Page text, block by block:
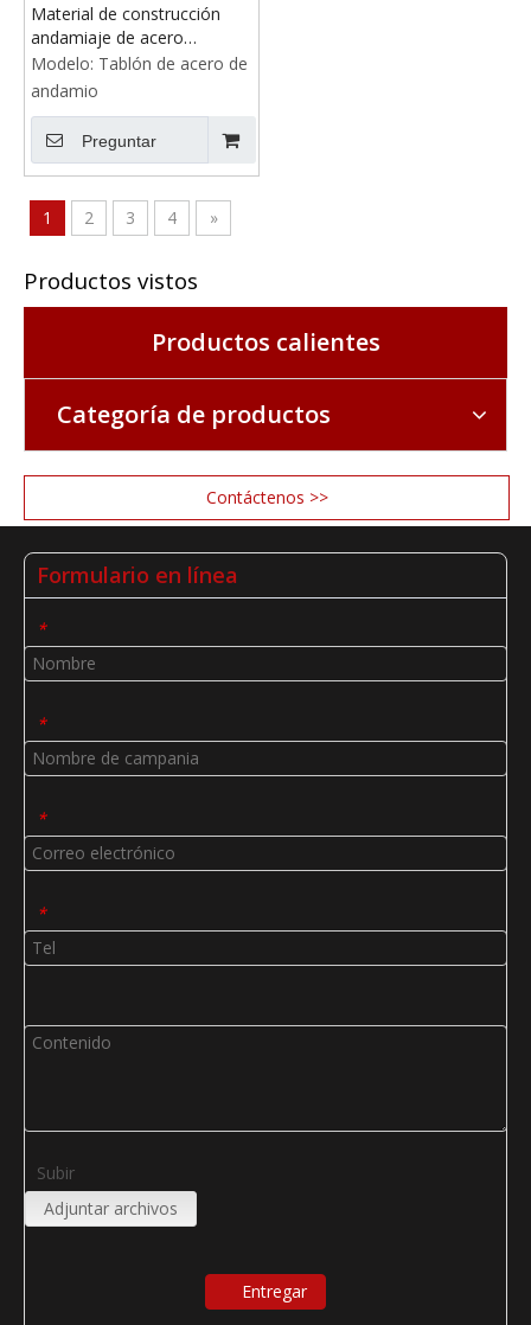
Material de construcción
andamiaje de acero
caminata de acero
Modelo: Tablón de acero de
andamio
Preguntar
1 2 3 4 »
Productos vistos
Productos calientes
Categoría de productos
Contáctenos >>
Formulario en línea
*
*
*
*
Subir
Adjuntar archivos
Entregar